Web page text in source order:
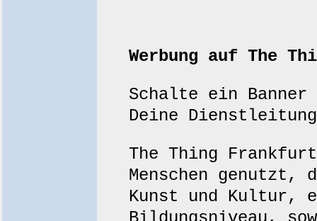
Werbung auf The
Schalte ein
Deine
The Thing
Menschen
Kunst und Kultur,